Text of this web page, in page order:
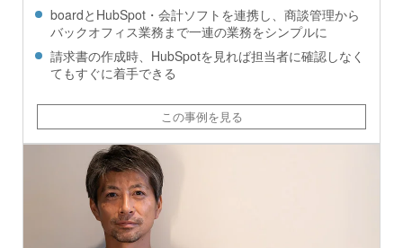
boardとHubSpot・会計ソフトを連携し、商談管理から
バックオフィス業務まで一連の業務をシンプルに
請求書の作成時、HubSpotを見れば担当者に確認しなく
てもすぐに着手できる
この事例を見る